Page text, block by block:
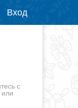
Вход
с